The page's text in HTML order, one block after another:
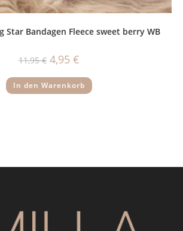
Star Bandagen Fleece sweet berry WB
11,95€ Ursprünglicher
Preis
11,95 €
4,95 €
4,95 €.
In den Warenkorb